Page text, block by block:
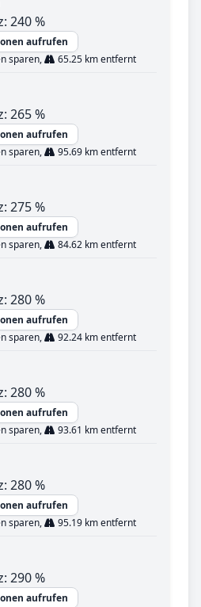
240 %
aufrufen
sparen,
65.25 km entfernt
265 %
aufrufen
sparen,
95.69 km entfernt
275 %
aufrufen
sparen,
84.62 km entfernt
280 %
aufrufen
sparen,
92.24 km entfernt
280 %
aufrufen
sparen,
93.61 km entfernt
280 %
aufrufen
sparen,
95.19 km entfernt
290 %
aufrufen